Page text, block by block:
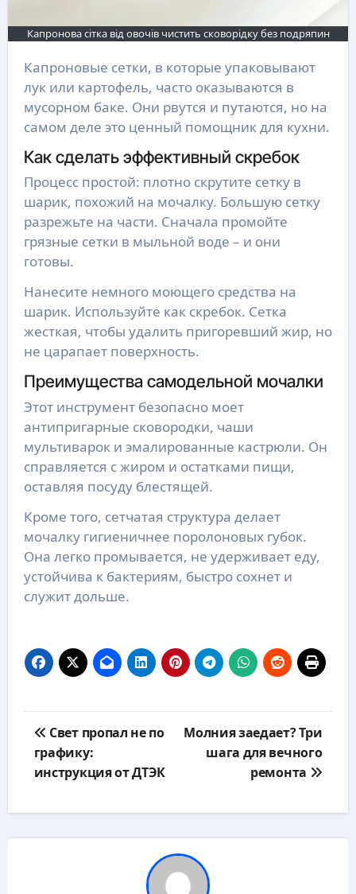
Капронова сітка від овочів чистить сковорідку без подряпин
Капроновые сетки, в которые упаковывают
лук или картофель, часто оказываются в
мусорном баке. Они рвутся и путаются, но на
самом деле это ценный помощник для кухни.
Как сделать эффективный скребок
Процесс простой: плотно скрутите сетку в
шарик, похожий на мочалку. Большую сетку
разрежьте на части. Сначала промойте
грязные сетки в мыльной воде – и они
готовы.
Нанесите немного моющего средства на
шарик. Используйте как скребок. Сетка
жесткая, чтобы удалить пригоревший жир, но
не царапает поверхность.
Преимущества самодельной мочалки
Этот инструмент безопасно моет
антипригарные сковородки, чаши
мультиварок и эмалированные кастрюли. Он
справляется с жиром и остатками пищи,
оставляя посуду блестящей.
Кроме того, сетчатая структура делает
мочалку гигиеничнее поролоновых губок.
Она легко промывается, не удерживает еду,
устойчива к бактериям, быстро сохнет и
служит дольше.
по
записям
Свет пропал не по
графику:
инструкция от ДТЭК
Молния заедает? Три
шага для вечного
ремонта